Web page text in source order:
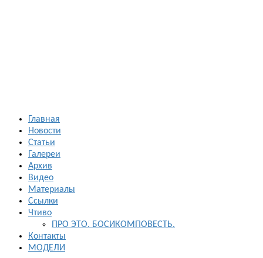
Главная
Новости
Статьи
Галереи
Архив
Видео
Материалы
Ссылки
Чтиво
ПРО ЭТО. БОСИКОМПОВЕСТЬ.
Контакты
МОДЕЛИ